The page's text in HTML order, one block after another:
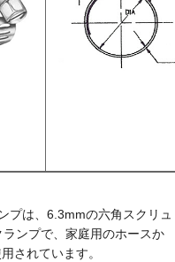
プは、6.3mmの六角スクリュ
ンプで、家庭用のホースか
されています。